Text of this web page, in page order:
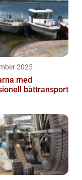
2025
med
båttransport